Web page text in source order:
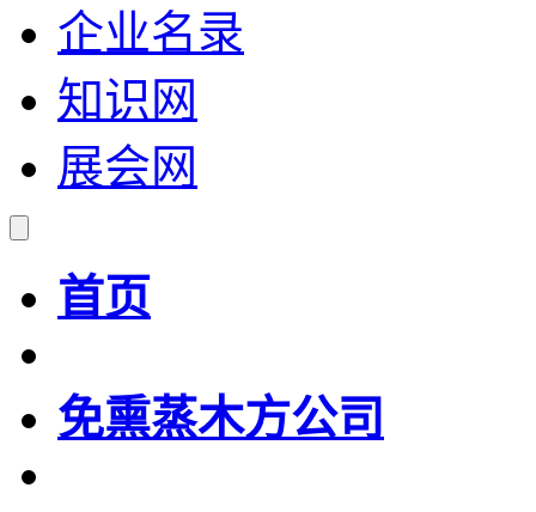
企业名录
知识网
展会网
首页
免熏蒸木方公司